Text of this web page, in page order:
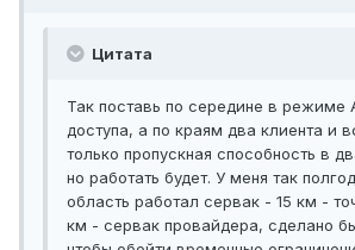
Цитата
Так поставь по середине в режиме
доступа, а по краям два клиента и
только пропускная способность в
но работать будет. У меня так
область работал сервак - 15 км -
км - сервак провайдера, сделано